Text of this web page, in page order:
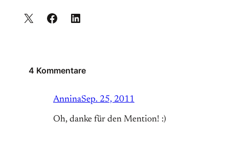
4 Kommentare
AnninaSep. 25, 2011
Oh, danke für den Mention! :)